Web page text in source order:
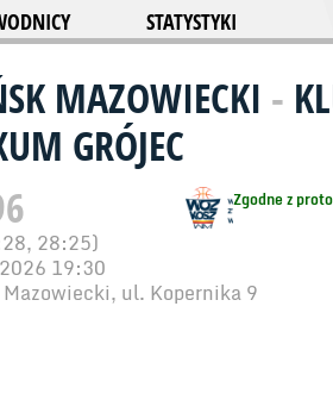
STATYSTYKI
MAZOWIECKI -
GRÓJEC
Zgodne z
28:25)
19:30
ul. Kopernika 9